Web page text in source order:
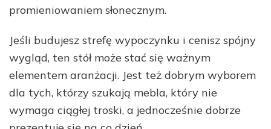
promieniowaniem słonecznym.
Jeśli budujesz strefę wypoczynku i cenisz spójny
wygląd, ten stół może stać się ważnym
elementem aranżacji. Jest też dobrym wyborem
dla tych, którzy szukają mebla, który nie
wymaga ciągłej troski, a jednocześnie dobrze